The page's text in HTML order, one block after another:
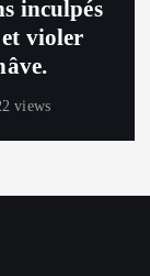
inculpés
violer
views